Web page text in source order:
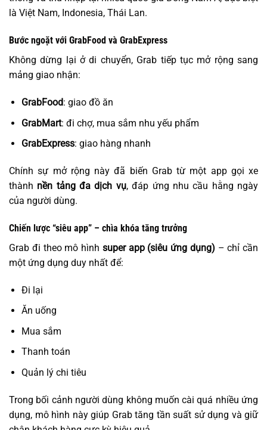
là Việt Nam, Indonesia, Thái Lan.
Bước ngoặt với GrabFood và GrabExpress
Không dừng lại ở di chuyển, Grab tiếp tục mở rộng sang
mảng giao nhận:
GrabFood: giao đồ ăn
GrabMart: đi chợ, mua sắm nhu yếu phẩm
GrabExpress: giao hàng nhanh
Chính sự mở rộng này đã biến Grab từ một app gọi xe
thành nền tảng đa dịch vụ, đáp ứng nhu cầu hằng ngày
của người dùng.
Chiến lược “siêu app” – chìa khóa tăng trưởng
Grab đi theo mô hình super app (siêu ứng dụng) – chỉ cần
một ứng dụng duy nhất để:
Đi lại
Ăn uống
Mua sắm
Thanh toán
Quản lý chi tiêu
Trong bối cảnh người dùng không muốn cài quá nhiều ứng
dụng, mô hình này giúp Grab tăng tần suất sử dụng và giữ